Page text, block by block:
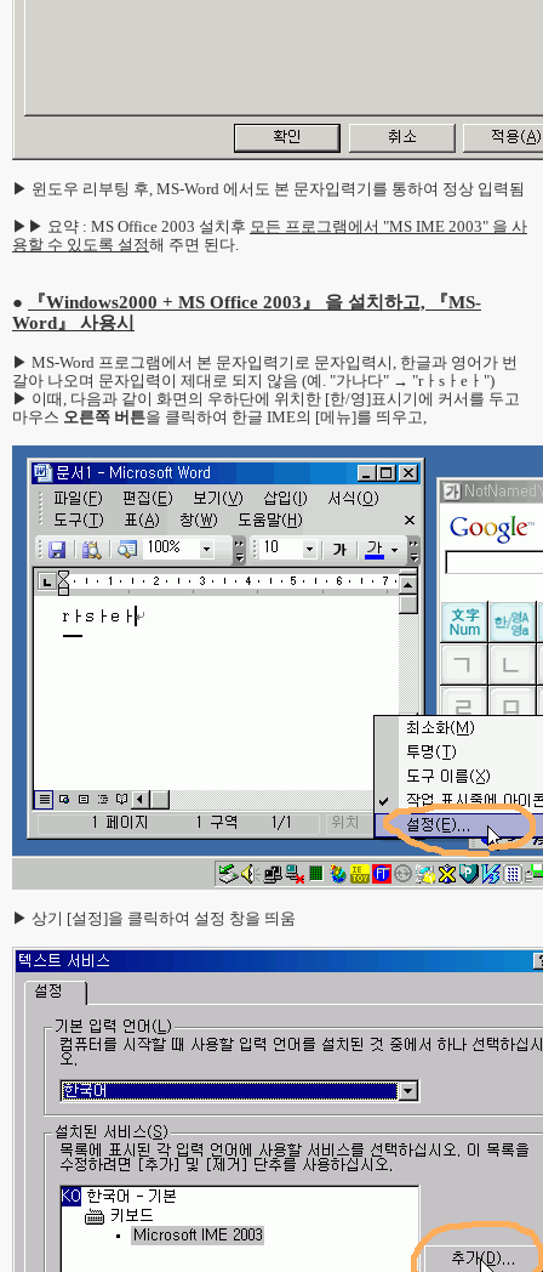
▶ 윈도우 리부팅 후, MS-Word 에서도 본 문자입력기를 통하여 정상 입력됨
▶▶ 요약 : MS Office 2003 설치후 모든 프로그램에서 "MS IME 2003" 을 사
용할 수 있도록 설정해 주면 된다.
●
『Windows2000 + MS Office 2003』 을 설치하고, 『MS-
Word』 사용시
▶ MS-Word 프로그램에서 본 문자입력기로 문자입력시, 한글과 영어가 번
갈아 나오며 문자입력이 제대로 되지 않음 (예. "가나다" → "rㅏsㅏeㅏ")
▶ 이때, 다음과 같이 화면의 우하단에 위치한 [한/영]표시기에 커서를 두고
마우스 오른쪽 버튼을 클릭하여 한글 IME의 [메뉴]를 띄우고,
▶ 상기 [설정]을 클릭하여 설정 창을 띄움